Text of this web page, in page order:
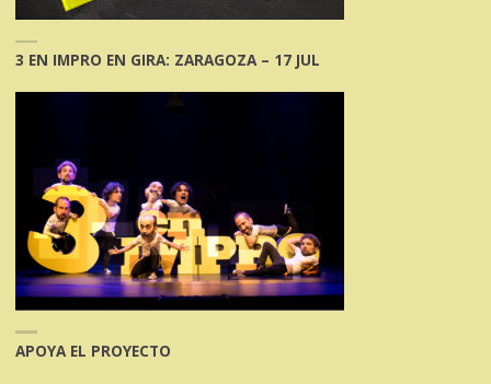
3 EN IMPRO EN GIRA: ZARAGOZA – 17 JUL
APOYA EL PROYECTO